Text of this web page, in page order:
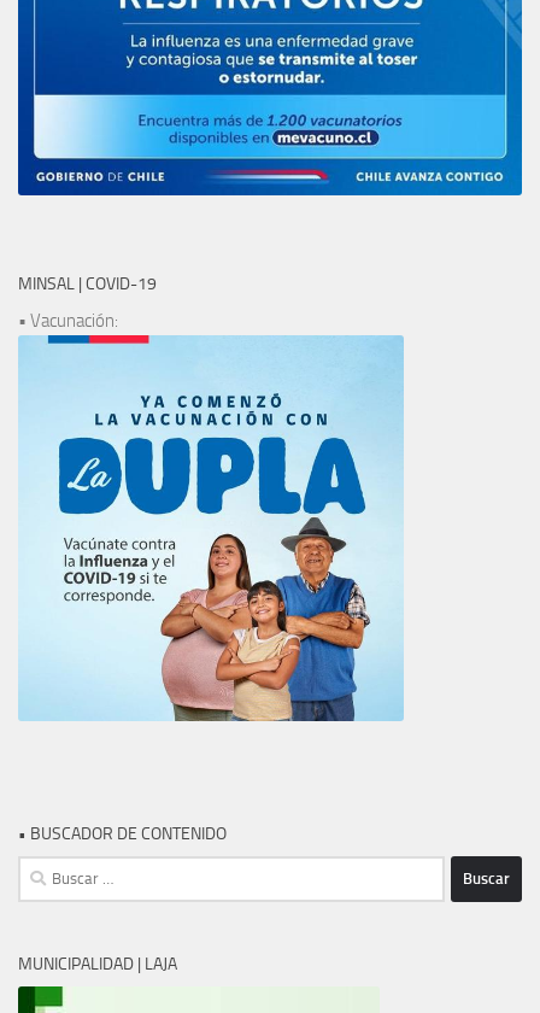
MINSAL | COVID-19
• Vacunación:
• BUSCADOR DE CONTENIDO
Buscar:
MUNICIPALIDAD | LAJA